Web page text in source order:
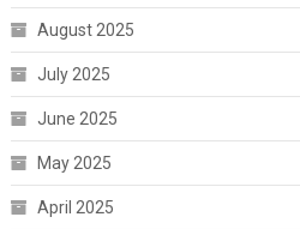
August 2025
July 2025
June 2025
May 2025
April 2025